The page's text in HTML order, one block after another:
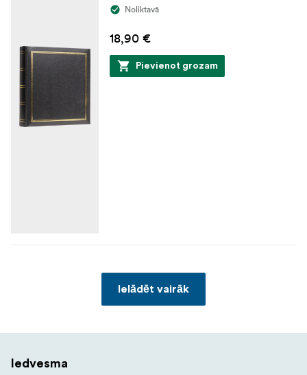
Noliktavā
18,90 €
Pievienot grozam
Ielādēt vairāk
Iedvesma